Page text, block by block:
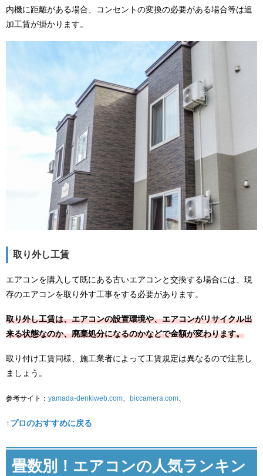
内機に距離がある場合、コンセントの変換の必要がある場合等は追
加工賃が掛かります。
取り外し工賃
エアコンを購入して既にある古いエアコンと交換する場合には、現
存のエアコンを取り外す工事をする必要があります。
取り外し工賃は、エアコンの設置環境や、エアコンがリサイクル出
来る状態なのか、廃棄処分になるのかなどで金額が変わります。
取り付け工賃同様、施工業者によって工賃規定は異なるので注意し
ましょう。
参考サイト： yamada-denkiweb.com biccamera.com
↑プロのおすすめに戻る
畳数別！エアコンの人気ランキン